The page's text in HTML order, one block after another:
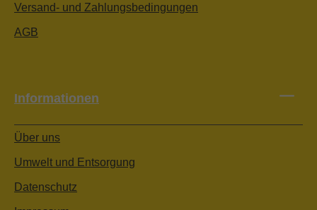
Versand- und Zahlungsbedingungen
AGB
Informationen
Über uns
Umwelt und Entsorgung
Datenschutz